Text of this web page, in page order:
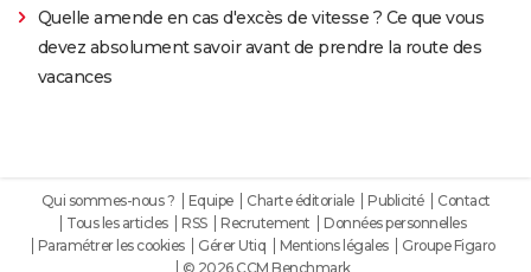
Quelle amende en cas d'excès de vitesse ? Ce que vous
devez absolument savoir avant de prendre la route des
vacances
Qui sommes-nous ? Equipe Charte éditoriale Publicité
Contact
Tous les articles
RSS Recrutement
Données personnelles
Paramétrer les cookies
Gérer Utiq Mentions légales
Groupe Figaro
© 2026 CCM Benchmark